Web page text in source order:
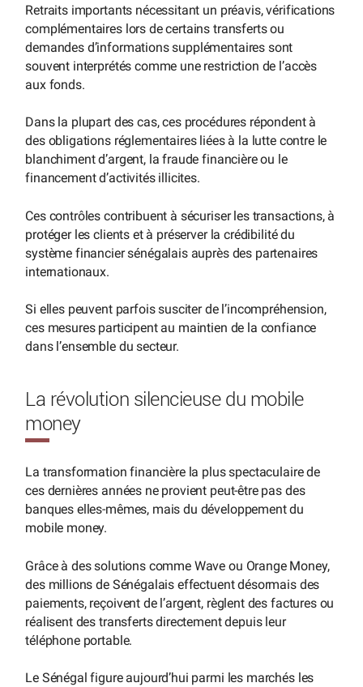
Retraits importants nécessitant un préavis, vérifications
complémentaires lors de certains transferts ou
demandes d’informations supplémentaires sont
souvent interprétés comme une restriction de l’accès
aux fonds.
Dans la plupart des cas, ces procédures répondent à
des obligations réglementaires liées à la lutte contre le
blanchiment d’argent, la fraude financière ou le
financement d’activités illicites.
Ces contrôles contribuent à sécuriser les transactions, à
protéger les clients et à préserver la crédibilité du
système financier sénégalais auprès des partenaires
internationaux.
Si elles peuvent parfois susciter de l’incompréhension,
ces mesures participent au maintien de la confiance
dans l’ensemble du secteur.
La révolution silencieuse du mobile
money
La transformation financière la plus spectaculaire de
ces dernières années ne provient peut-être pas des
banques elles-mêmes, mais du développement du
mobile money.
Grâce à des solutions comme Wave ou Orange Money,
des millions de Sénégalais effectuent désormais des
paiements, reçoivent de l’argent, règlent des factures ou
réalisent des transferts directement depuis leur
téléphone portable.
Le Sénégal figure aujourd’hui parmi les marchés les